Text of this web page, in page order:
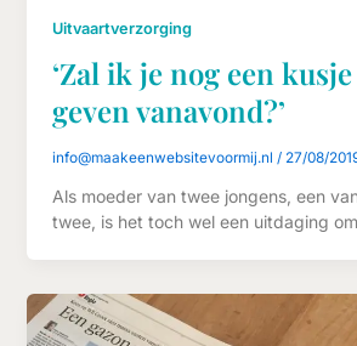
Uitvaartverzorging
‘Zal ik je nog een
geven vanavond?’
info@maakeenwebsitevoormij.nl / 27/08/
Als moeder van twee jongens, een
twee, is het toch wel een uitdaging